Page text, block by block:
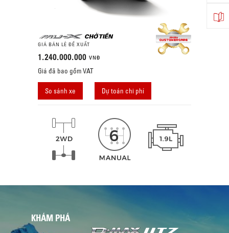
GIÁ BÁN LẺ ĐỀ XUẤT
1.240.000.000 VNĐ
Giá đã bao gồm VAT
So sánh xe Dự toán chi phí
KHÁM PHÁ